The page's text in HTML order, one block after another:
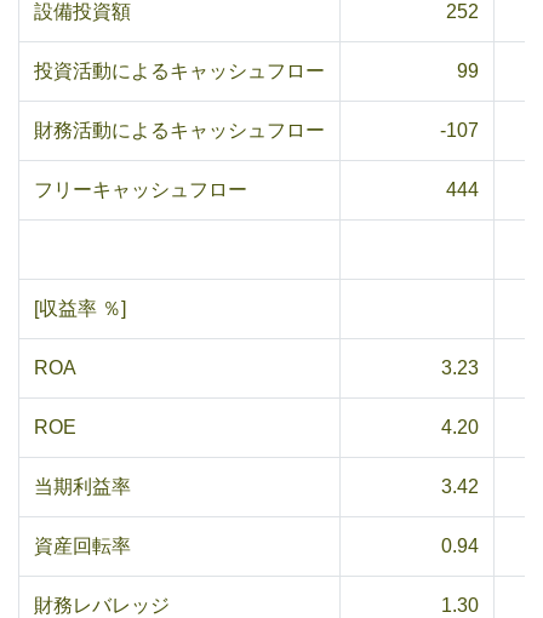
設備投資額 252
投資活動によるキャッシュフロー 99
財務活動によるキャッシュフロー -107
フリーキャッシュフロー 444
[収益率 ％]
ROA 3.23
ROE 4.20
当期利益率 3.42
資産回転率 0.94
財務レバレッジ 1.30